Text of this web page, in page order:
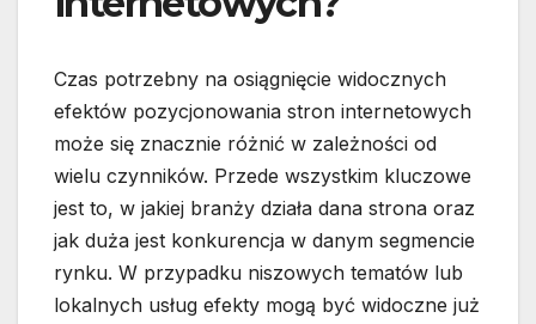
Czas potrzebny na osiągnięcie widocznych
efektów pozycjonowania stron internetowych
może się znacznie różnić w zależności od
wielu czynników. Przede wszystkim kluczowe
jest to, w jakiej branży działa dana strona oraz
jak duża jest konkurencja w danym segmencie
rynku. W przypadku niszowych tematów lub
lokalnych usług efekty mogą być widoczne już